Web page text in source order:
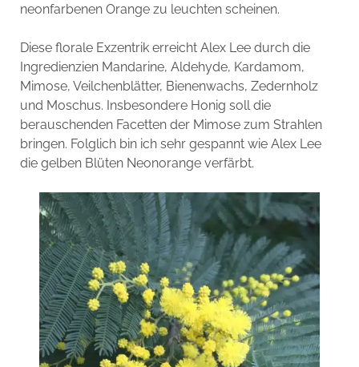
neonfarbenen Orange zu leuchten scheinen.
Diese florale Exzentrik erreicht Alex Lee durch die
Ingredienzien Mandarine, Aldehyde, Kardamom,
Mimose, Veilchenblätter, Bienenwachs, Zedernholz
und Moschus. Insbesondere Honig soll die
berauschenden Facetten der Mimose zum Strahlen
bringen. Folglich bin ich sehr gespannt wie Alex Lee
die gelben Blüten Neonorange verfärbt.